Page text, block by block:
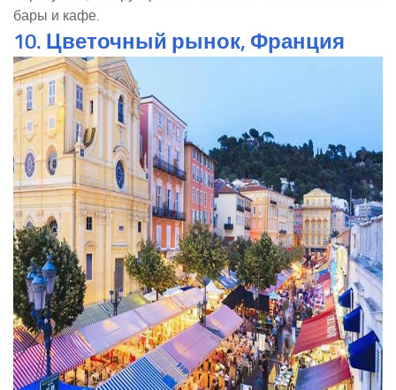
бары и кафе.
10. Цветочный рынок, Франция